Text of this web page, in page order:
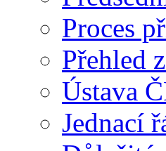
Proces
Přehled
Ústava
Jednací